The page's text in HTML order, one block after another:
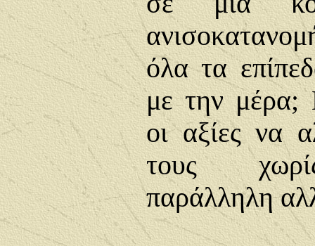
όλα τα
με την μέρα;
οι αξίες να
τους
παράλληλη